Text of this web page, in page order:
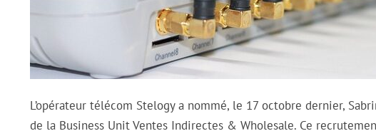
L’opérateur télécom Stelogy a nommé, le 17 octobre dernier,
de la Business Unit Ventes Indirectes & Wholesale. Ce